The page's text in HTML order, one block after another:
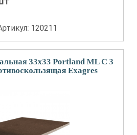
120211
33x33 Portland ML С 3
Exagres